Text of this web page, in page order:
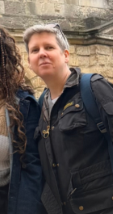
causar